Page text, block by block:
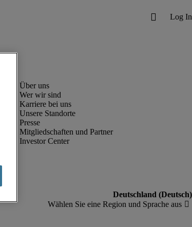
Wer wir sind
Karriere bei uns
Unsere Standorte
Presse
Mitgliedschaften und Partner
Investor Center